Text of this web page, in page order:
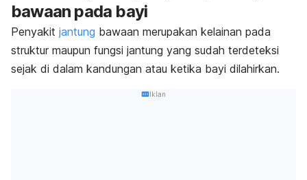
bawaan pada bayi
Penyakit jantung bawaan merupakan kelainan pada
struktur maupun fungsi jantung yang sudah terdeteksi
sejak di dalam kandungan atau ketika bayi dilahirkan.
Iklan